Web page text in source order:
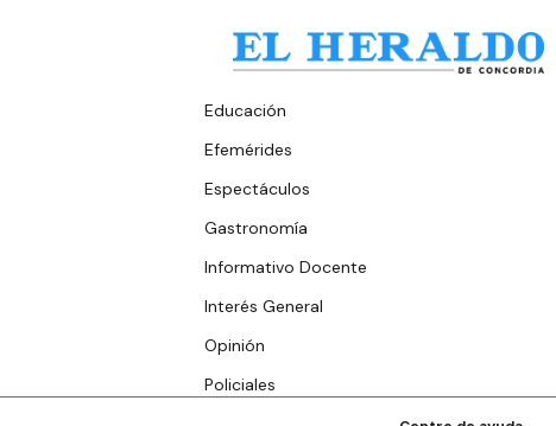
Educación
Efemérides
Espectáculos
Gastronomía
Informativo Docente
Interés General
Opinión
Policiales